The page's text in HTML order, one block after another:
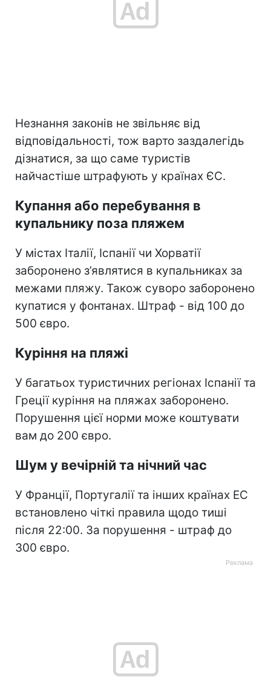
Незнання законів не звільняє від
відповідальності, тож варто заздалегідь
дізнатися, за що саме туристів
найчастіше штрафують у країнах ЄС.
Купання або перебування в
купальнику поза пляжем
У містах Італії, Іспанії чи Хорватії
заборонено з’являтися в купальниках за
межами пляжу. Також суворо заборонено
купатися у фонтанах. Штраф - від 100 до
500 євро.
Куріння на пляжі
У багатьох туристичних регіонах Іспанії та
Греції куріння на пляжах заборонено.
Порушення цієї норми може коштувати
вам до 200 євро.
Шум у вечірній та нічний час
У Франції, Португалії та інших країнах ЕС
встановлено чіткі правила щодо тиші
після 22:00. За порушення - штраф до
300 євро.